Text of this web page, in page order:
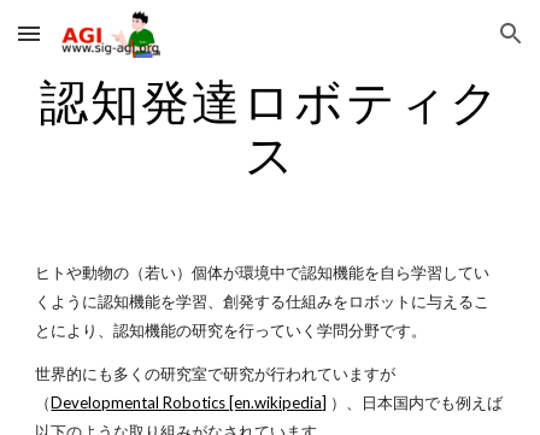
Skip to main content Skip to navigation
認知発達ロボティク
ス
ヒトや動物の（若い）個体が環境中で認知機能を自ら学習してい
くように認知機能を学習、創発する仕組みをロボットに与えるこ
とにより、認知機能の研究を行っていく学問分野です。
世界的にも多くの研究室で研究が行われていますが
（Developmental Robotics [en.wikipedia] ）、日本国内でも例えば